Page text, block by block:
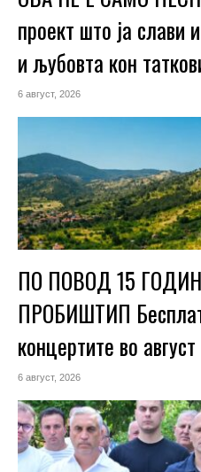
проект што ја слави
и љубовта кон
6 август, 2026
ПО ПОВОД 15
ПРОБИШТИП
концертите во август
6 август, 2026